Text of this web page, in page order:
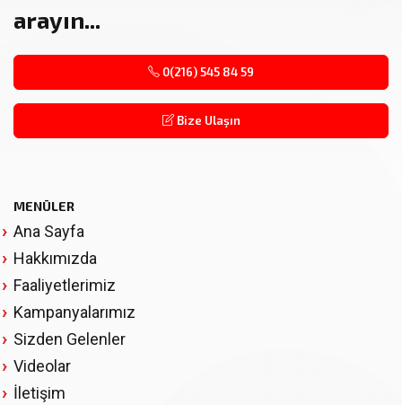
arayın...
0(216) 545 84 59
Bize Ulaşın
MENÜLER
Ana Sayfa
Hakkımızda
Faaliyetlerimiz
Kampanyalarımız
Sizden Gelenler
Videolar
İletişim